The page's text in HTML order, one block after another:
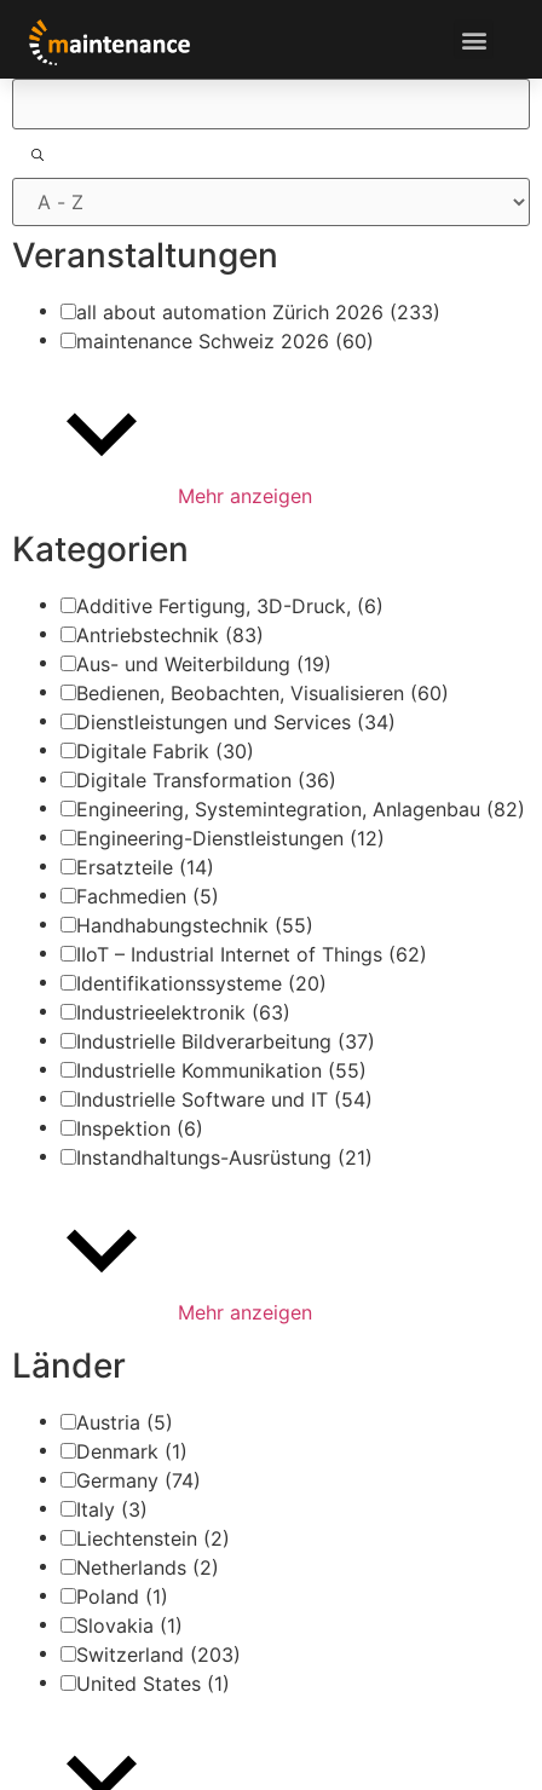
Filter
Veranstaltungen
all about automation Zürich 2026 (233)
maintenance Schweiz 2026 (60)
Mehr anzeigen
Kategorien
Additive Fertigung, 3D-Druck, (6)
Antriebstechnik (83)
Aus- und Weiterbildung (19)
Bedienen, Beobachten, Visualisieren (60)
Dienstleistungen und Services (34)
Digitale Fabrik (30)
Digitale Transformation (36)
Engineering, Systemintegration, Anlagenbau (82)
Engineering-Dienstleistungen (12)
Ersatzteile (14)
Fachmedien (5)
Handhabungstechnik (55)
IIoT – Industrial Internet of Things (62)
Identifikationssysteme (20)
Industrieelektronik (63)
Industrielle Bildverarbeitung (37)
Industrielle Kommunikation (55)
Industrielle Software und IT (54)
Inspektion (6)
Instandhaltungs-Ausrüstung (21)
Mehr anzeigen
Länder
Austria (5)
Denmark (1)
Germany (74)
Italy (3)
Liechtenstein (2)
Netherlands (2)
Poland (1)
Slovakia (1)
Switzerland (203)
United States (1)